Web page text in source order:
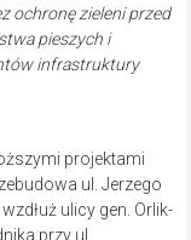
ochronę zieleni przed
pieszych i
infrastruktury
projektami
ul. Jerzego
ulicy gen. Orlik-
przy ul.